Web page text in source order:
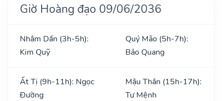
Giờ Hoàng đạo 09/06/2036
Nhâm Dần (3h-5h):
Kim Quỹ
Quý Mão (5h-7h):
Bảo Quang
Ất Tị (9h-11h): Ngọc
Đường
Mậu Thân (15h-17h):
Tư Mệnh